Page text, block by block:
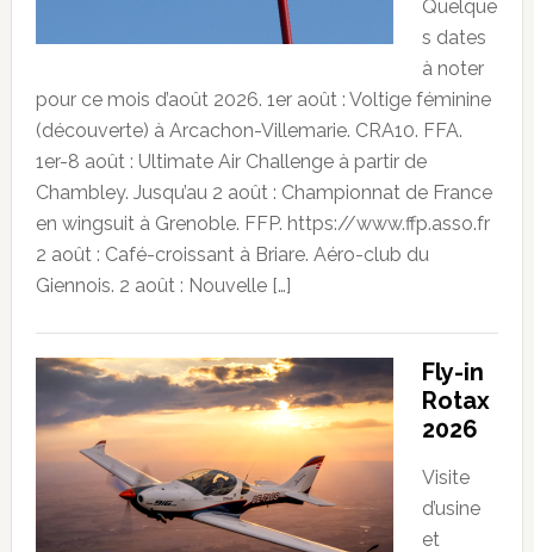
Quelque
s dates
à noter
pour ce mois d’août 2026. 1er août : Voltige féminine
(découverte) à Arcachon-Villemarie. CRA10. FFA.
1er-8 août : Ultimate Air Challenge à partir de
Chambley. Jusqu’au 2 août : Championnat de France
en wingsuit à Grenoble. FFP. https://www.ffp.asso.fr
2 août : Café-croissant à Briare. Aéro-club du
Giennois. 2 août : Nouvelle […]
Fly-in
Rotax
2026
Visite
d’usine
et